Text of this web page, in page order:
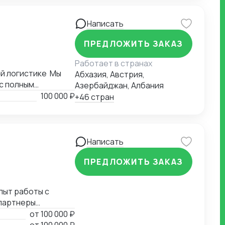
логистике Мы
полным
услуг в
через
доставки
100 000 ₽
Написать
ПРЕДЛОЖИТЬ ЗАКАЗ
Работает в странах
Абхазия, Австрия,
Азербайджан, Албания
+46 стран
работы с
от100 000 ₽
Написать
ПРЕДЛОЖИТЬ ЗАКАЗ